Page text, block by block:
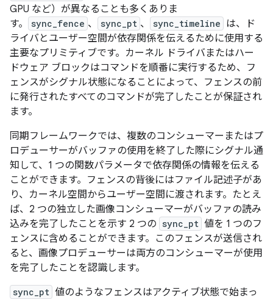
GPU など）が異なることも多くありま
す。
sync_fence 、 sync_pt 、 sync_timeline は、ド
ライバとユーザー空間が依存関係を伝えるために使用する
主要なプリミティブです。カーネル ドライバまたはハー
ドウェア ブロックはコマンドを順番に実行するため、フ
ェンスがシグナル状態になることによって、フェンスの前
に発行されたすべてのコマンドが完了したことが保証され
ます。
同期フレームワークでは、複数のコンシューマーまたはプ
ロデューサーがバッファの使用を終了した際にシグナル通
知して、1 つの関数パラメータで依存関係の情報を伝える
ことができます。フェンスの背後にはファイル記述子があ
り、カーネル空間からユーザー空間に渡されます。たとえ
ば、2 つの独立した画像コンシューマーがバッファの読み
込みを完了したことを示す 2 つの sync_pt 値を 1 つのフ
ェンスに含めることができます。このフェンスが送信され
ると、画像プロデューサーは両方のコンシューマーが使用
を完了したことを認識します。
sync_pt 値のようなフェンスはアクティブ状態で始まっ